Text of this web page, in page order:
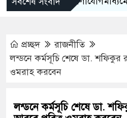
প্রচ্ছদ
রাজনীতি
লন্ডনে কর্মসূচি শেষে ডা. শফিকুর
ওমরাহ করবেন
লন্ডনে কর্মসূচি শেষে ডা.